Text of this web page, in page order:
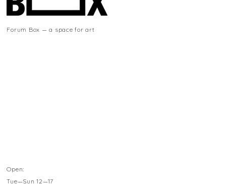
Forum Box — a space for art
Open:
Tue—Sun 12—17